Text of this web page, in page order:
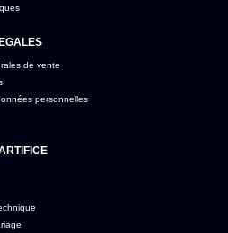
de vente
personnelles